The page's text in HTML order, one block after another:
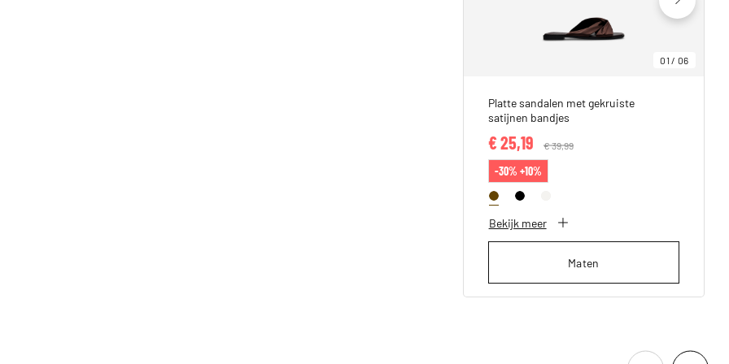
01/ 06
Platte sandalen met gekruiste
satijnen bandjes
Price reduced from
€ 39,99to
€ 25,19
-30% +10%
Bekijk meer
Maten